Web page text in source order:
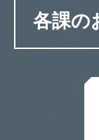
各課の